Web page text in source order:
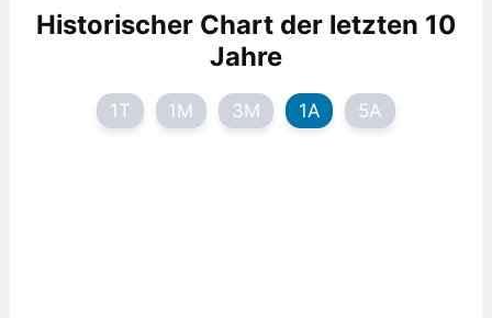
Historischer Chart der letzten 10
Jahre
1T 1M 3M 1A 5A